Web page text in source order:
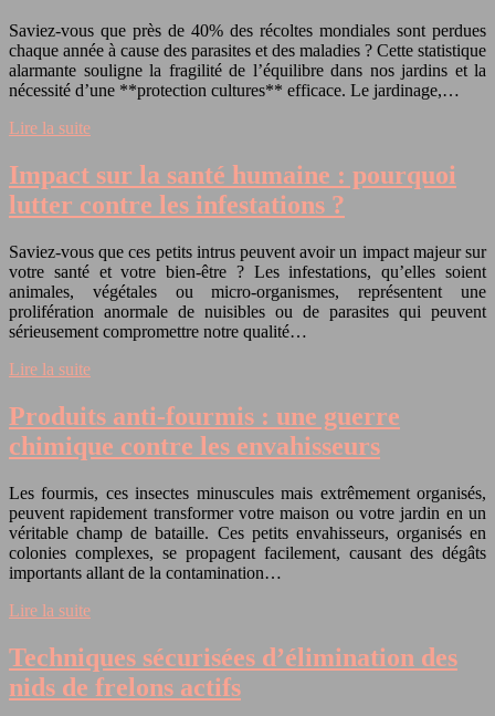
Saviez-vous que près de 40% des récoltes mondiales sont perdues
chaque année à cause des parasites et des maladies ? Cette statistique
alarmante souligne la fragilité de l’équilibre dans nos jardins et la
nécessité d’une **protection cultures** efficace. Le jardinage,…
Lire la suite
Impact sur la santé humaine : pourquoi
lutter contre les infestations ?
Saviez-vous que ces petits intrus peuvent avoir un impact majeur sur
votre santé et votre bien-être ? Les infestations, qu’elles soient
animales, végétales ou micro-organismes, représentent une
prolifération anormale de nuisibles ou de parasites qui peuvent
sérieusement compromettre notre qualité…
Lire la suite
Produits anti-fourmis : une guerre
chimique contre les envahisseurs
Les fourmis, ces insectes minuscules mais extrêmement organisés,
peuvent rapidement transformer votre maison ou votre jardin en un
véritable champ de bataille. Ces petits envahisseurs, organisés en
colonies complexes, se propagent facilement, causant des dégâts
importants allant de la contamination…
Lire la suite
Techniques sécurisées d’élimination des
nids de frelons actifs